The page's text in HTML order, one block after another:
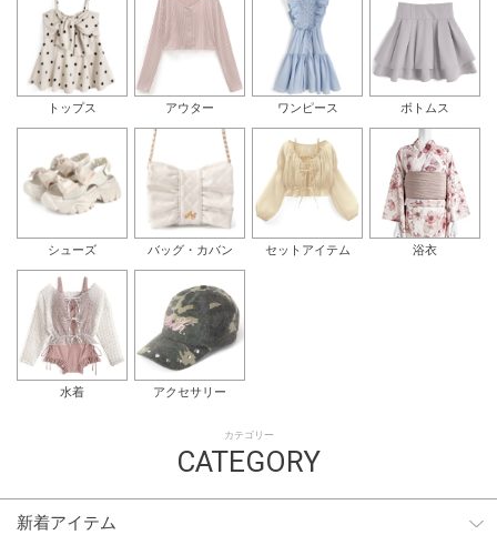
トップス アウター ワンピース ボトムス
シューズ バッグ・カバン セットアイテム 浴衣
水着 アクセサリー
カテゴリー
CATEGORY
新着アイテム